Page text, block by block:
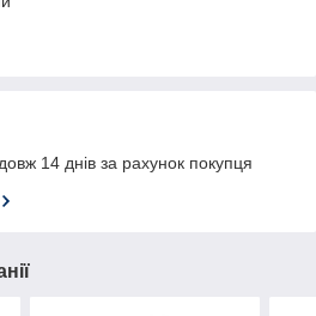
14 днів за рахунок покупця